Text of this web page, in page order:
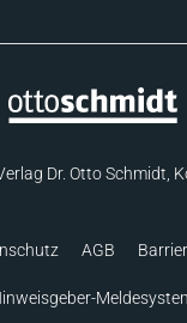
Dr. Otto Schmidt,
AGB